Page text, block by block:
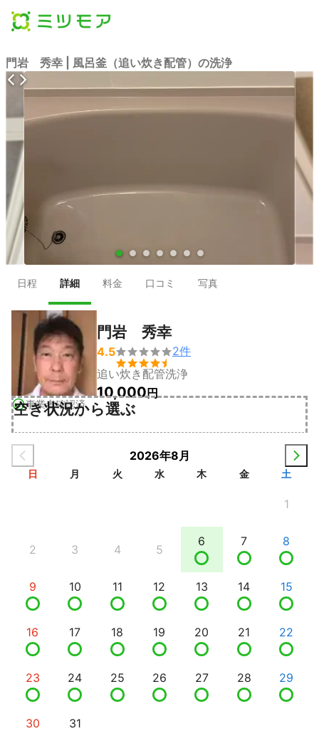
門岩 秀幸 | 風呂釜（追い炊き配管）の洗浄
● ● ● ● ● ● ●
日程 詳細 料金 口コミ 写真
事業者確認済
門岩 秀幸
4.5

2件
追い炊き配管洗浄
10,000円
空き状況から選ぶ
2026年8月
日 月 火 水 木 金 土
1
2 3 4 5
6 7 8
9 10 11 12 13 14 15
16 17 18 19 20 21 22
23 24 25 26 27 28 29
30 31